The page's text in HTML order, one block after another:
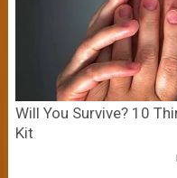
Will You Survive? 10
Kit